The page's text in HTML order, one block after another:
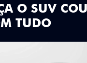
O SUV
TUDO